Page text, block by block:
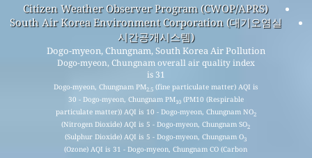
Citizen Weather Observer Program (CWOP/APRS)
South Air Korea Environment Corporation (대기오염실
시간공개시스템)
Dogo-myeon, Chungnam, South Korea Air Pollution
Dogo-myeon, Chungnam overall air quality index
is 31
Dogo-myeon, Chungnam PM2.5(fine particulate matter) AQI is
30 - Dogo-myeon, Chungnam PM10(PM10 (Respirable
particulate matter)) AQI is 10 - Dogo-myeon, Chungnam NO
(Nitrogen Dioxide) AQI is 5 - Dogo-myeon, Chungnam SO
(Sulphur Dioxide) AQI is 5 - Dogo-myeon, Chungnam O
(Ozone) AQI is 31 - Dogo-myeon, Chungnam CO (Carbon